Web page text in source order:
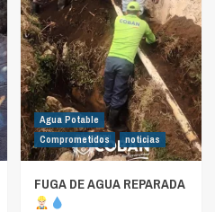
Agua Potable
Comprometidos
noticias
FUGA DE AGUA REPARADA